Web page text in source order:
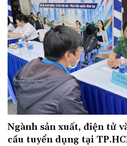
Ngành sản xuất, điện tử
cầu tuyển dụng tại